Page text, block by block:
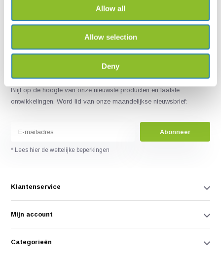
Allow all
Allow selection
Deny
Blijf op de hoogte van onze nieuwste producten en laatste
ontwikkelingen. Word lid van onze maandelijkse nieuwsbrief:
Abonneer
* Lees hier de wettelijke beperkingen
Klantenservice
Mijn account
Categorieën